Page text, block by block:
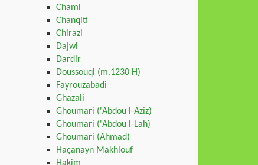
Chami
Chanqiti
Chirazi
Dajwi
Dardir
Doussouqi (m.1230 H)
Fayrouzabadi
Ghazali
Ghoumari ('Abdou l-Aziz)
Ghoumari ('Abdou l-Lah)
Ghoumari (Ahmad)
Haçanayn Makhlouf